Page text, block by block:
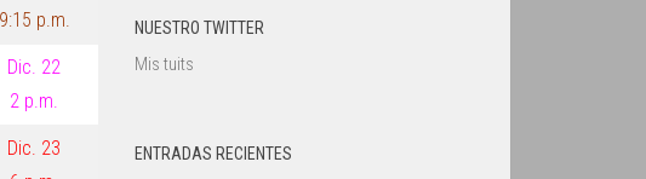
9:15 p.m.
Dic. 22
2 p.m.
Dic. 23
NUESTRO TWITTER
Mis tuits
ENTRADAS RECIENTES